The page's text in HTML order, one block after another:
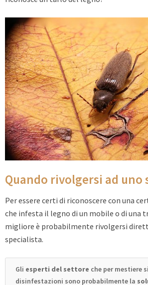
Quando rivolgersi ad uno
Per essere certi di riconoscere con una
che infesta il legno di un mobile o di una
migliore è probabilmente rivolgersi
specialista.
Gli esperti del settore che per mestiere
disinfestazioni sono probabilmente la